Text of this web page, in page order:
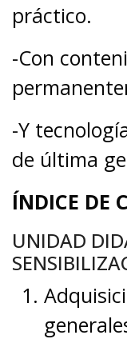
práctico.
-Con
-Y
de última
ÍNDICE DE
UNIDAD